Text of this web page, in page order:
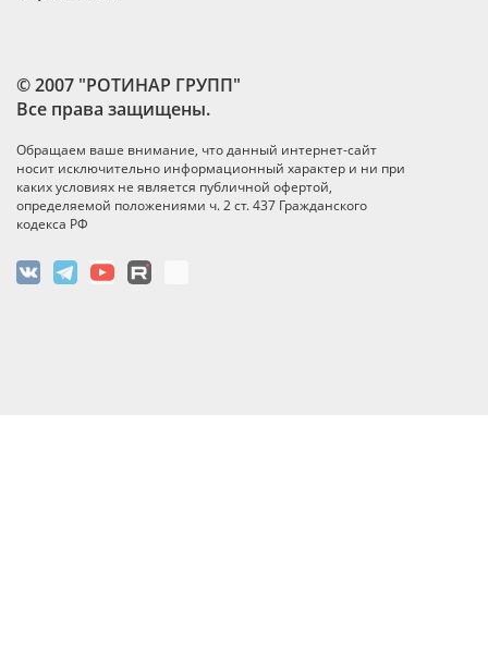
© 2007 "РОТИНАР ГРУПП"
Все права защищены.
Обращаем ваше внимание, что данный интернет-сайт
носит исключительно информационный характер и ни при
каких условиях не является публичной офертой,
определяемой положениями ч. 2 ст. 437 Гражданского
кодекса РФ